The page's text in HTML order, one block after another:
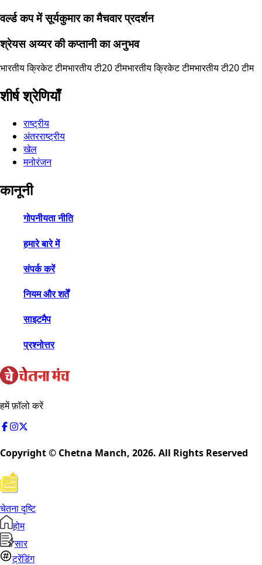
वर्ल्ड कप में सूर्यकुमार का मैचवार प्रदर्शन
श्रेयस अय्यर की कप्तानी का अनुभव
भारतीय क्रिकेट टीमभारतीय टी20 टीमभारतीय क्रिकेट टीमभारतीय टी20 टीम
शीर्ष श्रेणियाँ
राष्ट्रीय
अंतरराष्ट्रीय
खेल
मनोरंजन
कानूनी
गोपनीयता नीति
हमारे बारे में
संपर्क करें
नियम और शर्तें
साइटमैप
प्रश्नोत्तर
हमें फ़ॉलो करें
Copyright © Chetna Manch, 2026. All Rights Reserved
चेतना दृष्टि
होम
सार
ट्रेंडिंग